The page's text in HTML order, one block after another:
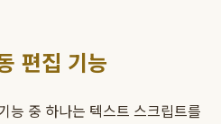
편집 기능
능 중 하나는 텍스트 스크립트를